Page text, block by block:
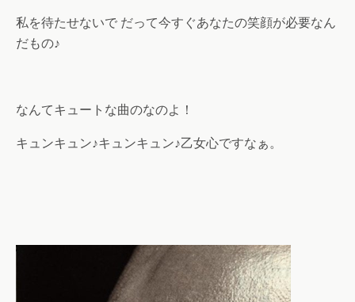
私を待たせないで だって今すぐあなたの笑顔が必要なん
だもの♪
なんてキュートな曲のなのよ！
キュンキュン♪キュンキュン♪乙女心ですなぁ。